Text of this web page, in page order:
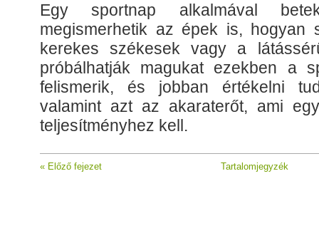
Egy sportnap alkalmával
megismerhetik az épek is, hogyan
kerekes székesek vagy a
próbálhatják magukat ezekben a
felismerik, és jobban értékelni
valamint azt az akaraterőt, ami
teljesítményhez kell.
« Előző fejezet Tartalomjegyzék